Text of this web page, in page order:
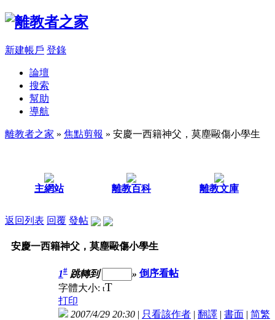
新建帳戶 登錄
論壇
搜索
幫助
導航
離教者之家 » 焦點剪報 » 安慶一西籍神父，莫塵毆傷小學生
主網站 離教百科 離教文庫
返回列表 回覆 發帖
安慶一西籍神父，莫塵毆傷小學生
1# 跳轉到 » 倒序看帖
字體大小: tT
打印
2007/4/29 20:30 | 只看該作者 | 翻譯 | 書面 | 简繁